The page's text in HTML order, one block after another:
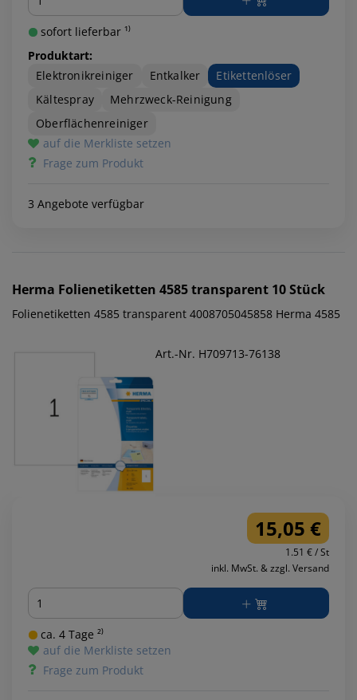
sofort lieferbar ¹⁾
Produktart:
Elektronikreiniger
Entkalker
Etikettenlöser
Kältespray
Mehrzweck-Reinigung
Oberflächenreiniger
auf die Merkliste setzen
Frage zum Produkt
3 Angebote verfügbar
Herma Folienetiketten 4585 transparent 10 Stück
Folienetiketten 4585 transparent 4008705045858 Herma 4585
Art.-Nr. H709713-76138
15,05 €
1.51 € / St
inkl. MwSt. & zzgl. Versand
Menge
ca. 4 Tage ²⁾
auf die Merkliste setzen
Frage zum Produkt